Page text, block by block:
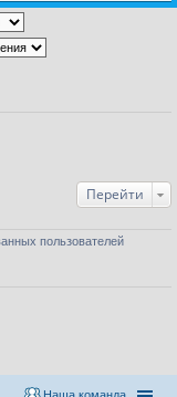
Перейти
пользователей
Наша команда